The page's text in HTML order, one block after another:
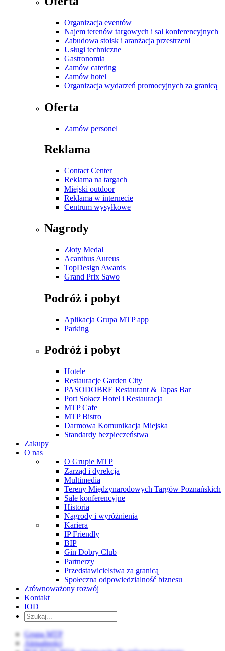
Organizacja eventów
Najem terenów targowych i sal konferencyjnych
Zabudowa stoisk i aranżacja przestrzeni
Usługi techniczne
Gastronomia
Zamów catering
Zamów hotel
Organizacja wydarzeń promocyjnych za granicą
Oferta
Zamów personel
Reklama
Contact Center
Reklama na targach
Miejski outdoor
Reklama w internecie
Centrum wysyłkowe
Nagrody
Złoty Medal
Acanthus Aureus
TopDesign Awards
Grand Prix Sawo
Podróż i pobyt
Aplikacja Grupa MTP app
Parking
Podróż i pobyt
Hotele
Restauracje Garden City
PASODOBRE Restaurant & Tapas Bar
Port Sołacz Hotel i Restauracja
MTP Cafe
MTP Bistro
Darmowa Komunikacja Miejska
Standardy bezpieczeństwa
Zakupy
O nas
O Grupie MTP
Zarząd i dyrekcja
Multimedia
Tereny Międzynarodowych Targów Poznańskich
Sale konferencyjne
Historia
Nagrody i wyróżnienia
Kariera
IP Friendly
BIP
Gin Dobry Club
Partnerzy
Przedstawicielstwa za granicą
Społeczna odpowiedzialność biznesu
Zrównoważony rozwój
Kontakt
IOD
Grupa MTP
Aktualności